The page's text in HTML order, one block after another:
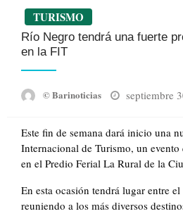
TURISMO
Río Negro tendrá una fuerte
en la FIT
© Barinoticias
Posted
septiembre
Este fin de semana dará inicio una
Internacional de Turismo, un evento
en el Predio Ferial La Rural de la
En esta ocasión tendrá lugar entre
reuniendo a los más diversos